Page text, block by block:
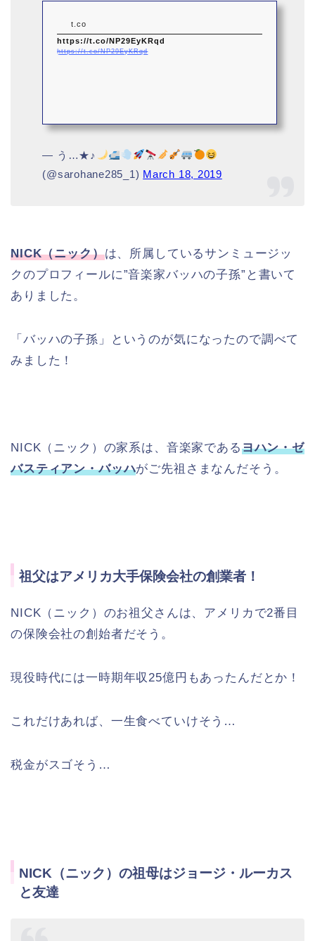
t.co
https://t.co/NP29EyKRqd
https://t.co/NP29EyKRqd
— う…★♪
(@sarohane285_1) March 18, 2019
NICK（ニック）は、所属しているサンミュージッ
クのプロフィールに”音楽家バッハの子孫”と書いて
ありました。
「バッハの子孫」というのが気になったので調べて
みました！
NICK（ニック）の家系は、音楽家であるヨハン・ゼ
バスティアン・バッハがご先祖さまなんだそう。
祖父はアメリカ大手保険会社の創業者！
NICK（ニック）のお祖父さんは、アメリカで2番目
の保険会社の創始者だそう。
現役時代には一時期年収25億円もあったんだとか！
これだけあれば、一生食べていけそう…
税金がスゴそう…
NICK（ニック）の祖母はジョージ・ルーカス
と友達